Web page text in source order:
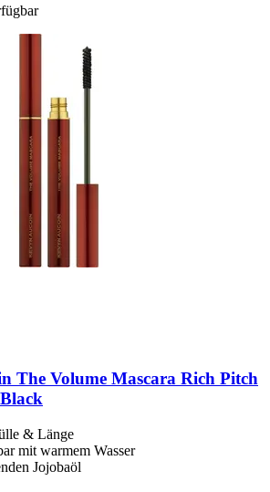
The Volume Mascara Rich Pitch
& Länge
mit warmem Wasser
Jojobaöl